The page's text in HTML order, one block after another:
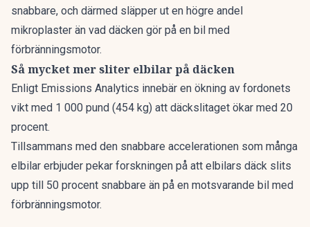
snabbare, och därmed släpper ut en högre andel
mikroplaster än vad däcken gör på en bil med
förbränningsmotor.
Så mycket mer sliter elbilar på däcken
Enligt Emissions Analytics innebär en ökning av fordonets
vikt med 1 000 pund (454 kg) att däckslitaget ökar med 20
procent.
Tillsammans med den snabbare accelerationen som många
elbilar erbjuder pekar forskningen på att elbilars däck slits
upp till 50 procent snabbare än på en motsvarande bil med
förbränningsmotor.